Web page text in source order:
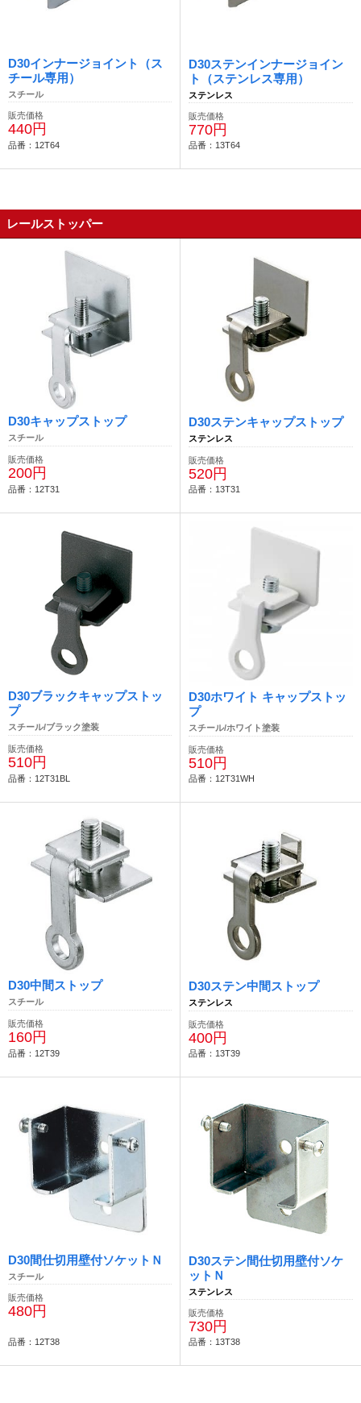
D30インナージョイント（ス
チール専用）
スチール
販売価格
440円
品番：12T64
D30ステンインナージョイン
ト（ステンレス専用）
ステンレス
販売価格
770円
品番：13T64
レールストッパー
D30キャップストップ
スチール
販売価格
200円
品番：12T31
D30ステンキャップストップ
ステンレス
販売価格
520円
品番：13T31
D30ブラックキャップストッ
プ
スチール/ブラック塗装
販売価格
510円
品番：12T31BL
D30ホワイト キャップストッ
プ
スチール/ホワイト塗装
販売価格
510円
品番：12T31WH
D30中間ストップ
スチール
販売価格
160円
品番：12T39
D30ステン中間ストップ
ステンレス
販売価格
400円
品番：13T39
D30間仕切用壁付ソケットＮ
スチール
販売価格
480円
品番：12T38
D30ステン間仕切用壁付ソケ
ットＮ
ステンレス
販売価格
730円
品番：13T38